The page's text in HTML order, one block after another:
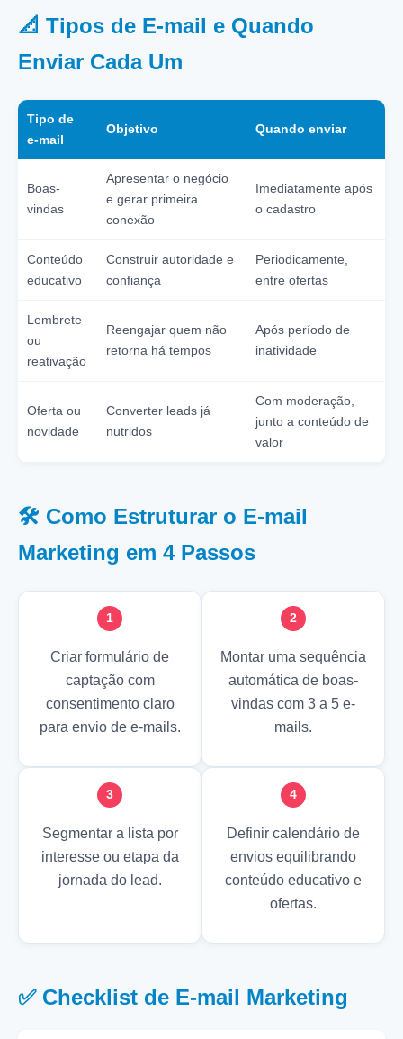
📐 Tipos de E-mail e Quando
Enviar Cada Um
Tipo de
e-mail
Objetivo Quando enviar
Boas-
vindas
Apresentar o negócio
e gerar primeira
conexão
Imediatamente após
o cadastro
Conteúdo
educativo
Construir autoridade e
confiança
Periodicamente,
entre ofertas
Lembrete
ou
reativação
Reengajar quem não
retorna há tempos
Após período de
inatividade
Oferta ou
novidade
Converter leads já
nutridos
Com moderação,
junto a conteúdo de
valor
🛠️ Como Estruturar o E-mail
Marketing em 4 Passos
1
Criar formulário de
captação com
consentimento claro
para envio de e-mails.
2
Montar uma sequência
automática de boas-
vindas com 3 a 5 e-
mails.
3
Segmentar a lista por
interesse ou etapa da
jornada do lead.
4
Definir calendário de
envios equilibrando
conteúdo educativo e
ofertas.
✅ Checklist de E-mail Marketing